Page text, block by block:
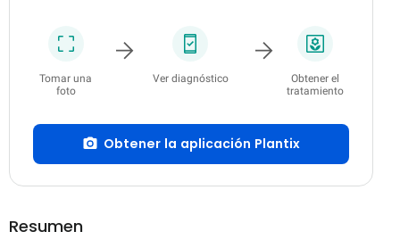
Tomar una
foto
Ver diagnóstico
Obtener el
tratamiento
Obtener la aplicación Plantix
Resumen